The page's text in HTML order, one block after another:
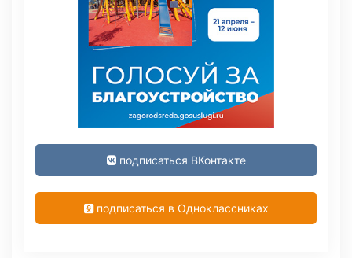
подписаться ВКонтакте
подписаться в Одноклассниках